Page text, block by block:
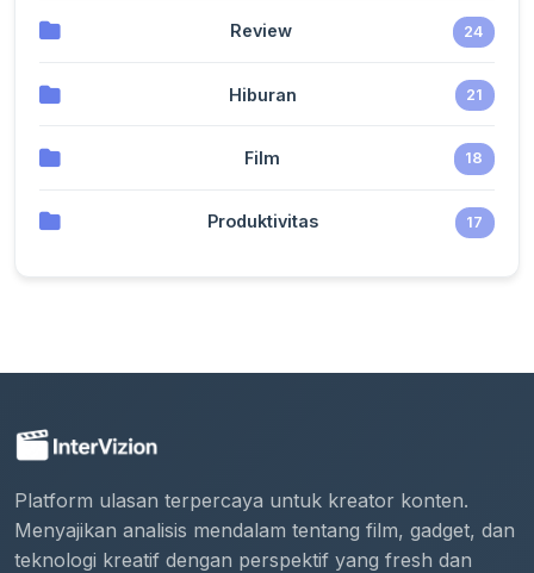
Review 24
Hiburan 21
Film 18
Produktivitas 17
Platform ulasan terpercaya untuk kreator konten.
Menyajikan analisis mendalam tentang film, gadget, dan
teknologi kreatif dengan perspektif yang fresh dan